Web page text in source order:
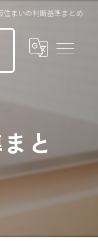
住まいの判断基準まとめ
と